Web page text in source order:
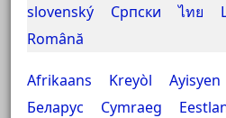
slovenský
Српски ไทย
Română
Afrikaans Kreyòl Ayisyen
Беларус
Cymraeg